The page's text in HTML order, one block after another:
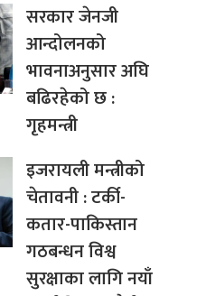
सरकार जेनजी
आन्दोलनको
भावनाअनुसार अघि
बढिरहेको छ :
गृहमन्त्री
इजरायली मन्त्रीको
चेतावनी : टर्की-
कतार-पाकिस्तान
गठबन्धन विश्व
सुरक्षाका लागि नयाँ